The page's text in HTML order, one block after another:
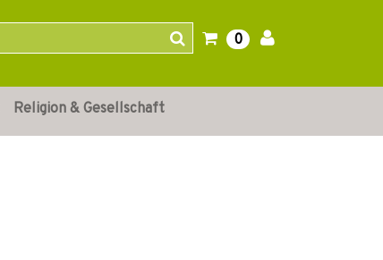
0
Religion & Gesellschaft